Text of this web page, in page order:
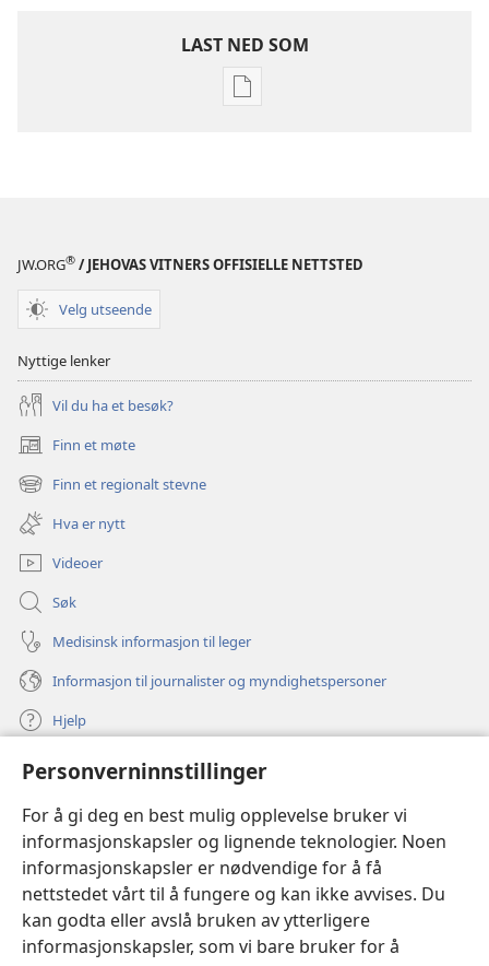
Personverninnstillinger
For å gi deg en best mulig opplevelse bruker vi
informasjonskapsler og lignende teknologier. Noen
informasjonskapsler er nødvendige for å få
nettstedet vårt til å fungere og kan ikke avvises. Du
kan godta eller avslå bruken av ytterligere
informasjonskapsler, som vi bare bruker for å
LAST NED SOM
Nedlastingsalternativer
JW.ORG® / JEHOVAS VITNERS OFFISIELLE NETTSTED
Velg utseende
Nyttige lenker
Vil du ha et besøk?
Finn et møte
(åpner
nytt
vindu)
Finn et regionalt stevne
(åpner
nytt
vindu)
Hva er nytt
Videoer
Søk
Medisinsk informasjon til leger
Informasjon til journalister og myndighetspersoner
Hjelp
Bidrag
(åpner
nytt
vindu)Watchtower ONLINE LIBRARY™
(åpner
nytt
vindu) JW Hub ®
(åpner
nytt
vindu)JW Library ®